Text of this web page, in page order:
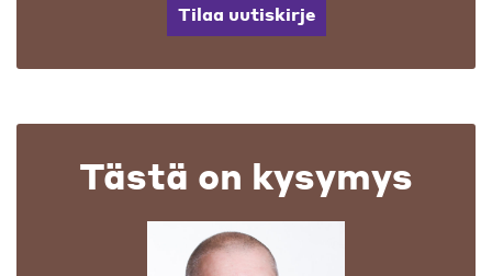
Tilaa uutiskirje
Tästä on kysymys